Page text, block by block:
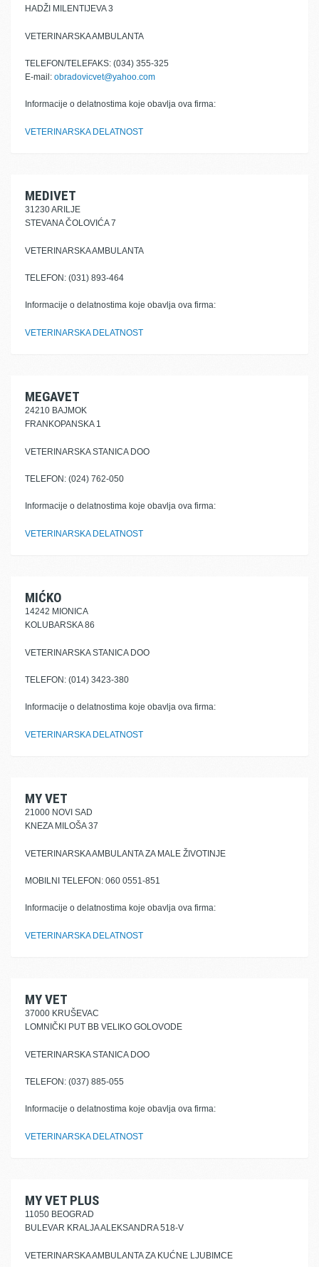
HADŽI MILENTIJEVA 3
VETERINARSKA AMBULANTA
TELEFON/TELEFAKS: (034) 355-325
E-mail: obradovicvet@yahoo.com
Informacije o delatnostima koje obavlja ova firma:
VETERINARSKA DELATNOST
MEDIVET
31230 ARILJE
STEVANA ČOLOVIĆA 7
VETERINARSKA AMBULANTA
TELEFON: (031) 893-464
Informacije o delatnostima koje obavlja ova firma:
VETERINARSKA DELATNOST
MEGAVET
24210 BAJMOK
FRANKOPANSKA 1
VETERINARSKA STANICA DOO
TELEFON: (024) 762-050
Informacije o delatnostima koje obavlja ova firma:
VETERINARSKA DELATNOST
MIĆKO
14242 MIONICA
KOLUBARSKA 86
VETERINARSKA STANICA DOO
TELEFON: (014) 3423-380
Informacije o delatnostima koje obavlja ova firma:
VETERINARSKA DELATNOST
MY VET
21000 NOVI SAD
KNEZA MILOŠA 37
VETERINARSKA AMBULANTA ZA MALE ŽIVOTINJE
MOBILNI TELEFON: 060 0551-851
Informacije o delatnostima koje obavlja ova firma:
VETERINARSKA DELATNOST
MY VET
37000 KRUŠEVAC
LOMNIČKI PUT BB VELIKO GOLOVODE
VETERINARSKA STANICA DOO
TELEFON: (037) 885-055
Informacije o delatnostima koje obavlja ova firma:
VETERINARSKA DELATNOST
MY VET PLUS
11050 BEOGRAD
BULEVAR KRALJA ALEKSANDRA 518-V
VETERINARSKA AMBULANTA ZA KUĆNE LJUBIMCE